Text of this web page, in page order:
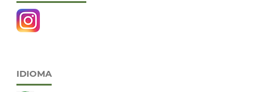
IDIOMA